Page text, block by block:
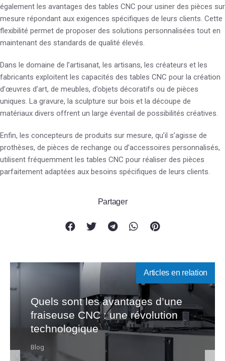
également les avantages des tables CNC pour usiner des pièces sur
mesure répondant aux exigences spécifiques de leurs clients. Cette
flexibilité permet de proposer des solutions personnalisées tout en
maintenant des standards de qualité élevés.
Dans le domaine de l’artisanat, les artisans, les créateurs et les
fabricants exploitent les capacités des tables CNC pour la création
d’œuvres d’art, de meubles, d’objets décoratifs ou de pièces
uniques. La gravure, la sculpture sur bois et la découpe de
matériaux divers offrent un large éventail de possibilités créatives.
Enfin, les concepteurs de produits sur mesure, qu’il s’agisse de
prothèses, de pièces de rechange ou d’accessoires personnalisés,
utilisent fréquemment les tables CNC pour réaliser des pièces
parfaitement adaptées aux besoins spécifiques de leurs clients.
Partager
Articles en relation
Quels sont les avantages d’une
fraiseuse CNC : une révolution
technologique
Blog